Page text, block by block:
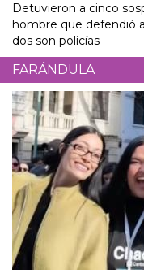
Detuvieron a cinco
hombre que defendió
dos son policías
FARÁNDULA